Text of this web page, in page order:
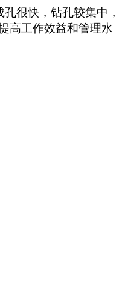
孔很快，钻孔较集中，
高工作效益和管理水